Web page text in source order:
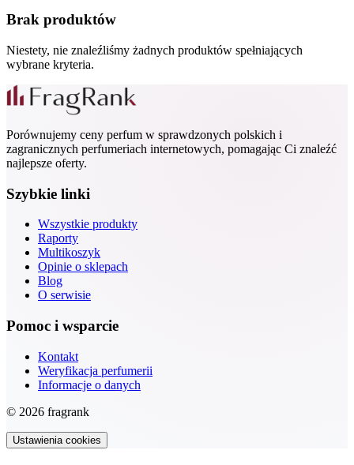
Brak produktów
Niestety, nie znaleźliśmy żadnych produktów spełniających
wybrane kryteria.
Porównujemy ceny perfum w sprawdzonych polskich i
zagranicznych perfumeriach internetowych, pomagając Ci znaleźć
najlepsze oferty.
Szybkie linki
Wszystkie produkty
Raporty
Multikoszyk
Opinie o sklepach
Blog
O serwisie
Pomoc i wsparcie
Kontakt
Weryfikacja perfumerii
Informacje o danych
© 2026 fragrank
Ustawienia cookies